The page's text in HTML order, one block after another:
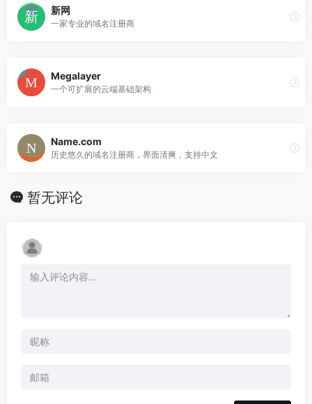
新网
一家专业的域名注册商
Megalayer
一个可扩展的云端基础架构
Name.com
历史悠久的域名注册商，界面清爽，支持中文
暂无评论